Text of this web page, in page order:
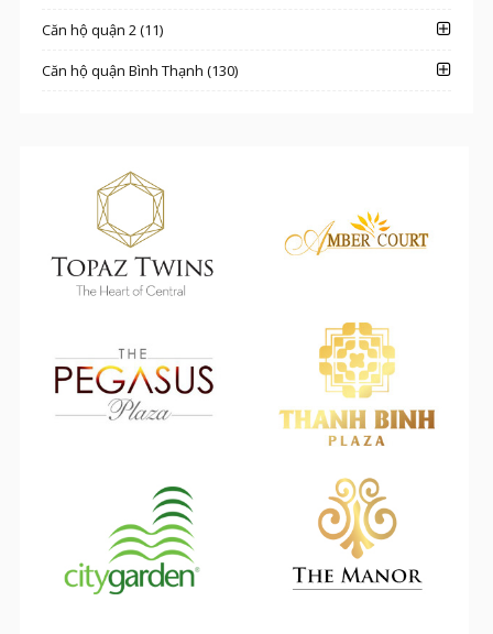
Căn hộ quận 2 (11)
Căn hộ quận Bình Thạnh (130)